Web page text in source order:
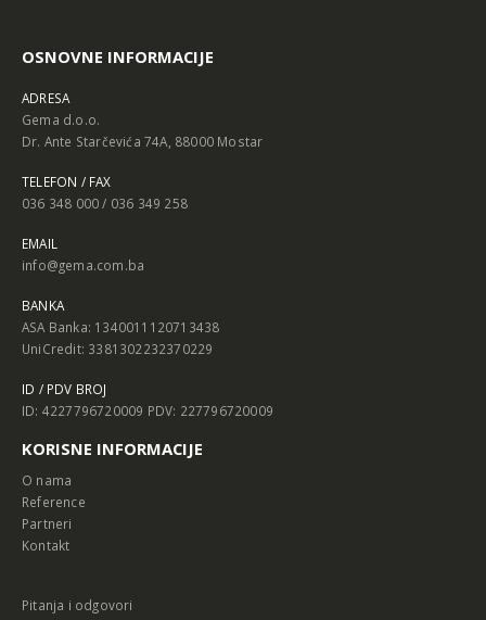
OSNOVNE INFORMACIJE
ADRESA
Gema d.o.o.
Dr. Ante Starčevića 74A, 88000 Mostar
TELEFON / FAX
036 348 000 / 036 349 258
EMAIL
info@gema.com.ba
BANKA
ASA Banka: 1340011120713438
UniCredit: 3381302232370229
ID / PDV BROJ
ID: 4227796720009 PDV: 227796720009
KORISNE INFORMACIJE
O nama
Reference
Partneri
Kontakt
Pitanja i odgovori